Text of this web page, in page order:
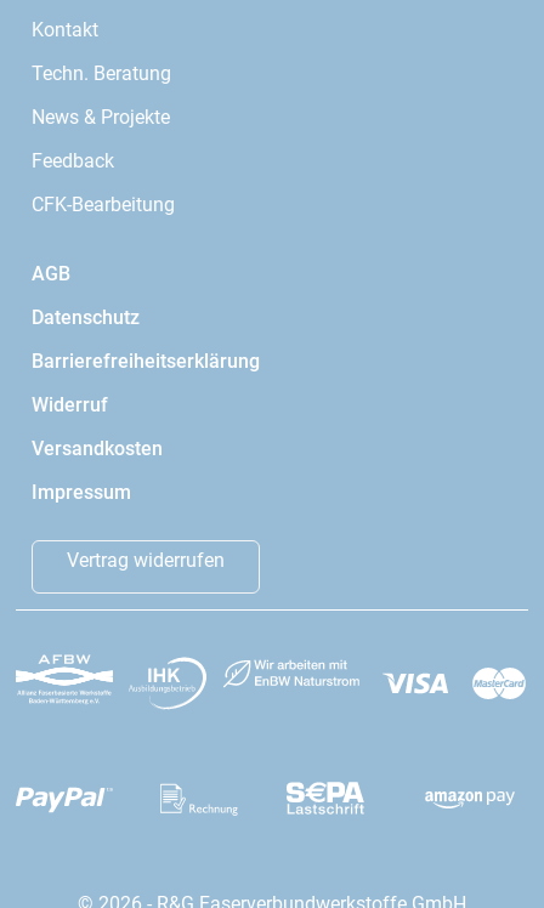
Kontakt
Techn. Beratung
News & Projekte
Feedback
CFK-Bearbeitung
AGB
Datenschutz
Barrierefreiheitserklärung
Widerruf
Versandkosten
Impressum
Vertrag widerrufen